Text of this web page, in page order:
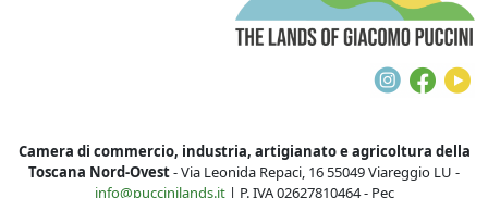
Camera di commercio, industria, artigianato e agricoltura della
Toscana Nord-Ovest- Via Leonida Repaci, 16 55049 Viareggio LU -
info@puccinilands.it| P. IVA 02627810464 - Pec